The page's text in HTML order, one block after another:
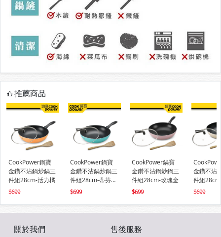
推薦商品
CookPower鍋寶
金鑽不沾鍋炒鍋三
件組28cm-活力橘
699
CookPower鍋寶
金鑽不沾鍋炒鍋三
件組28cm-蒂芬妮
藍699
CookPower鍋寶
金鑽不沾鍋炒鍋三
件組28cm-玫瑰金
699
金鑽不沾
件組
699
關於我們 售後服務